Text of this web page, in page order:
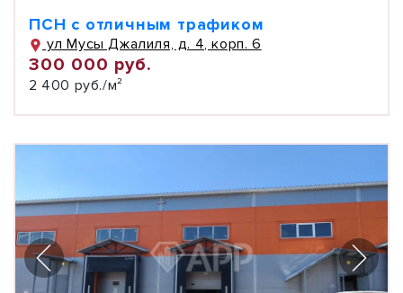
ПСН с отличным трафиком
ул Мусы Джалиля, д. 4, корп. 6
300 000 руб.
2 400 руб./м²